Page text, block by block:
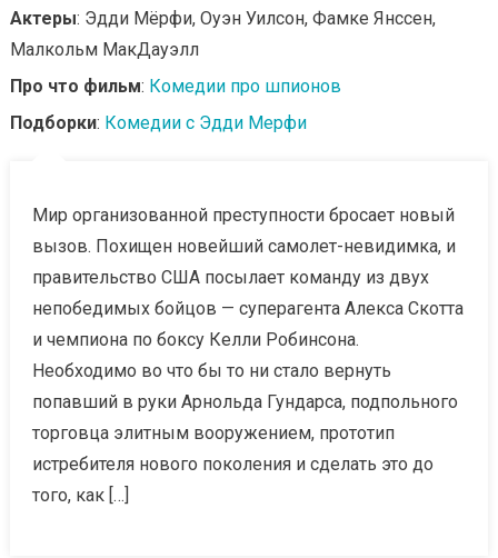
Актеры: Эдди Мёрфи, Оуэн Уилсон, Фамке Янссен,
Малкольм МакДауэлл
Про что фильм: Комедии про шпионов
Подборки: Комедии с Эдди Мерфи
Мир организованной преступности бросает новый
вызов. Похищен новейший самолет-невидимка, и
правительство США посылает команду из двух
непобедимых бойцов — суперагента Алекса Скотта
и чемпиона по боксу Келли Робинсона.
Необходимо во что бы то ни стало вернуть
попавший в руки Арнольда Гундарса, подпольного
торговца элитным вооружением, прототип
истребителя нового поколения и сделать это до
того, как […]